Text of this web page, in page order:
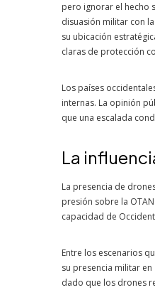
pero ignorar el hecho
disuasión militar con
su ubicación
claras de protección
Los países
internas. La opinión
que una escalada
La
La presencia de
presión sobre la
capacidad de
Entre los escenarios
su presencia militar
dado que los drones